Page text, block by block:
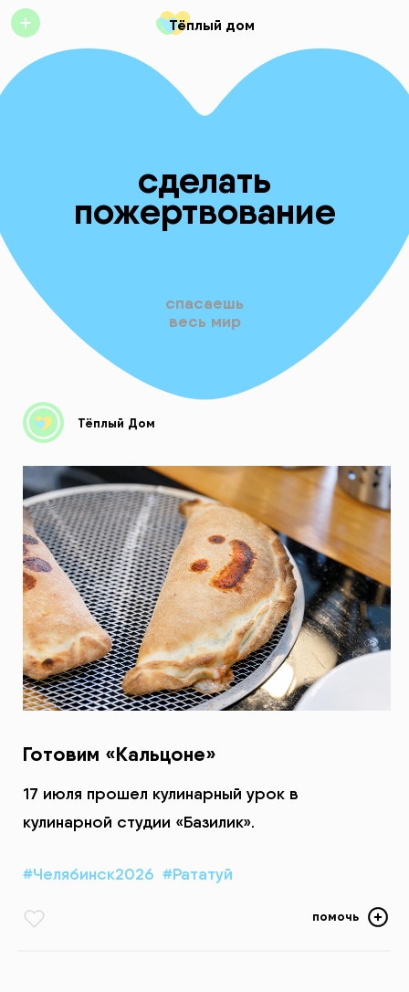
Тёплый дом
стать
партнёром
открой
своёсердце
Тёплый Дом
Готовим «Кальцоне»
17 июля прошел кулинарный урок в
кулинарной студии «Базилик».
#Челябинск2026 #Рататуй
помочь